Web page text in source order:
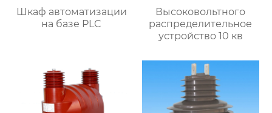
Шкаф автоматизации
на базе PLC
Высоковольтного
распределительное
устройство 10 кв